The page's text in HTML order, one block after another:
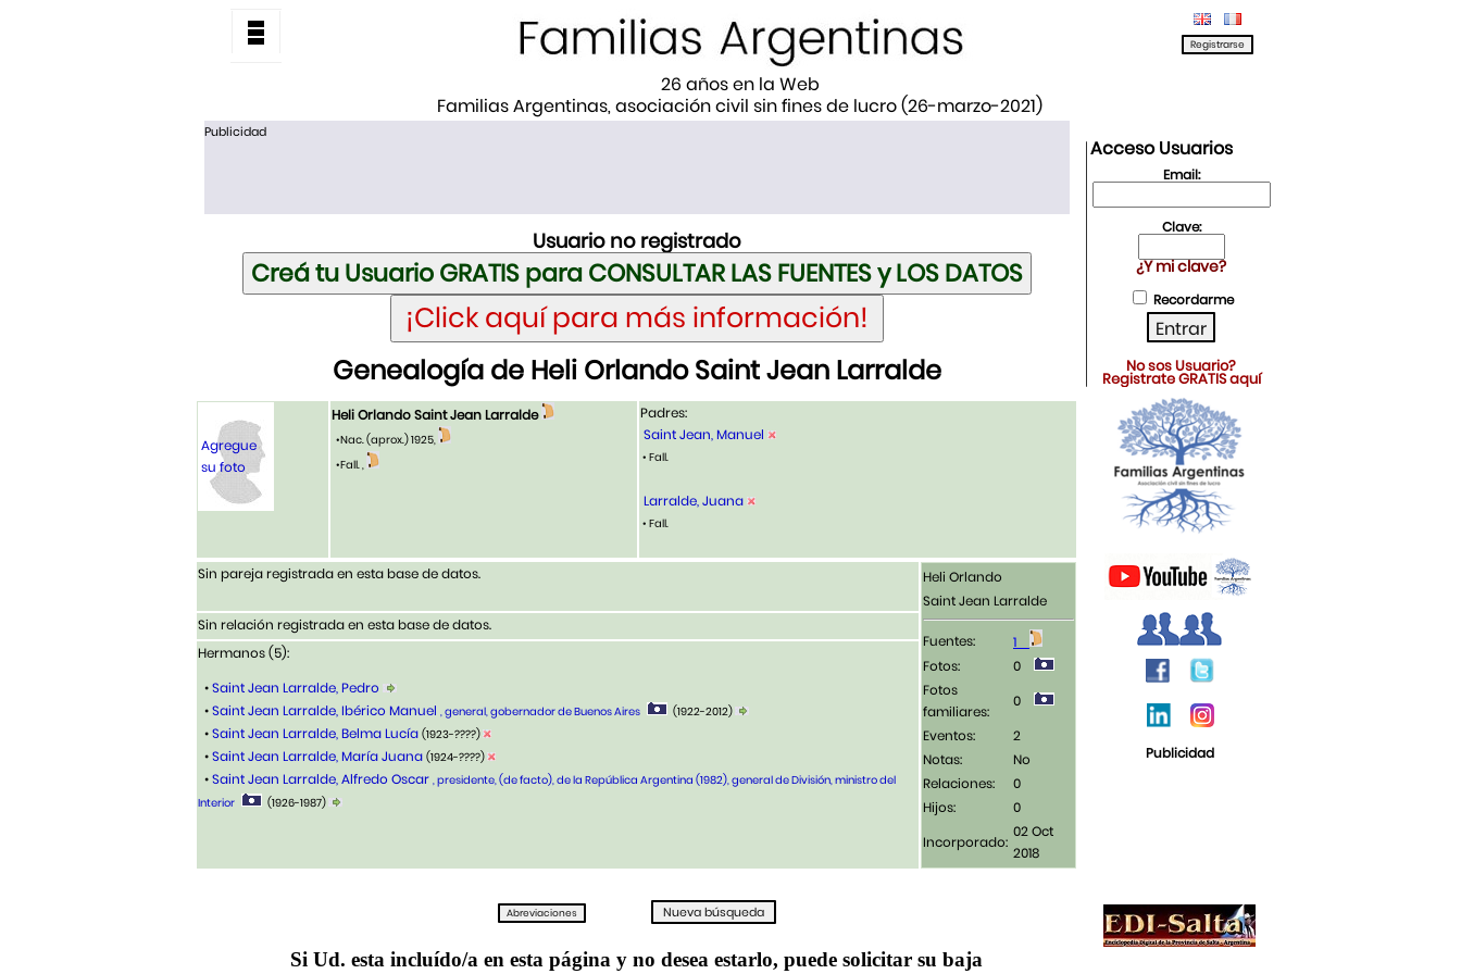
26 años en la Web
Familias Argentinas, asociación civil sin fines de lucro (26-marzo-2021)
Publicidad
Usuario no registrado
Genealogía de Heli Orlando Saint Jean Larralde
Agregue
su foto
Heli Orlando Saint Jean Larralde
•Nac. (aprox.) 1925,
•Fall. ,
Padres:
Saint Jean, Manuel
• Fall.
Larralde, Juana
• Fall.
Sin pareja registrada en esta base de datos.
Heli Orlando
Saint Jean Larralde
Fuentes:
1
Fotos:
0
Fotos
familiares:
0
Eventos:
2
Notas:
No
Relaciones:
0
Hijos:
0
Incorporado:
02 Oct
2018
Sin relación registrada en esta base de datos.
Hermanos (5):
•Saint Jean Larralde, Pedro
•Saint Jean Larralde, Ibérico Manuel , general, gobernador de Buenos Aires (1922-2012)
•Saint Jean Larralde, Belma Lucía (1923-????)
•Saint Jean Larralde, María Juana (1924-????)
•Saint Jean Larralde, Alfredo Oscar , presidente, (de facto), de la República Argentina (1982), general de División, ministro del
Interior
(1926-1987)
Si Ud. esta incluído/a en esta página y no desea estarlo, puede solicitar su baja
Acceso Usuarios
Email:
Clave:
¿Y mi clave?
Recordarme
No sos Usuario?
Registrate GRATIS aquí
Publicidad